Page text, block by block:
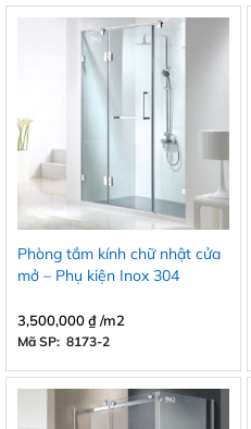
Phòng tắm kính chữ nhật cửa
mở – Phụ kiện Inox 304
3,500,000₫/m2
Mã SP: 8173-2